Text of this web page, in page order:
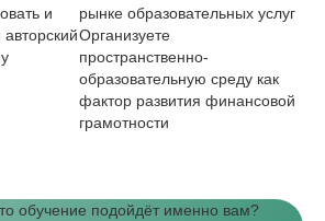
и
рынке образовательных услуг
Организуете
пространственно-
образовательную среду как
фактор развития финансовой
грамотности
обучение подойдёт именно вам?